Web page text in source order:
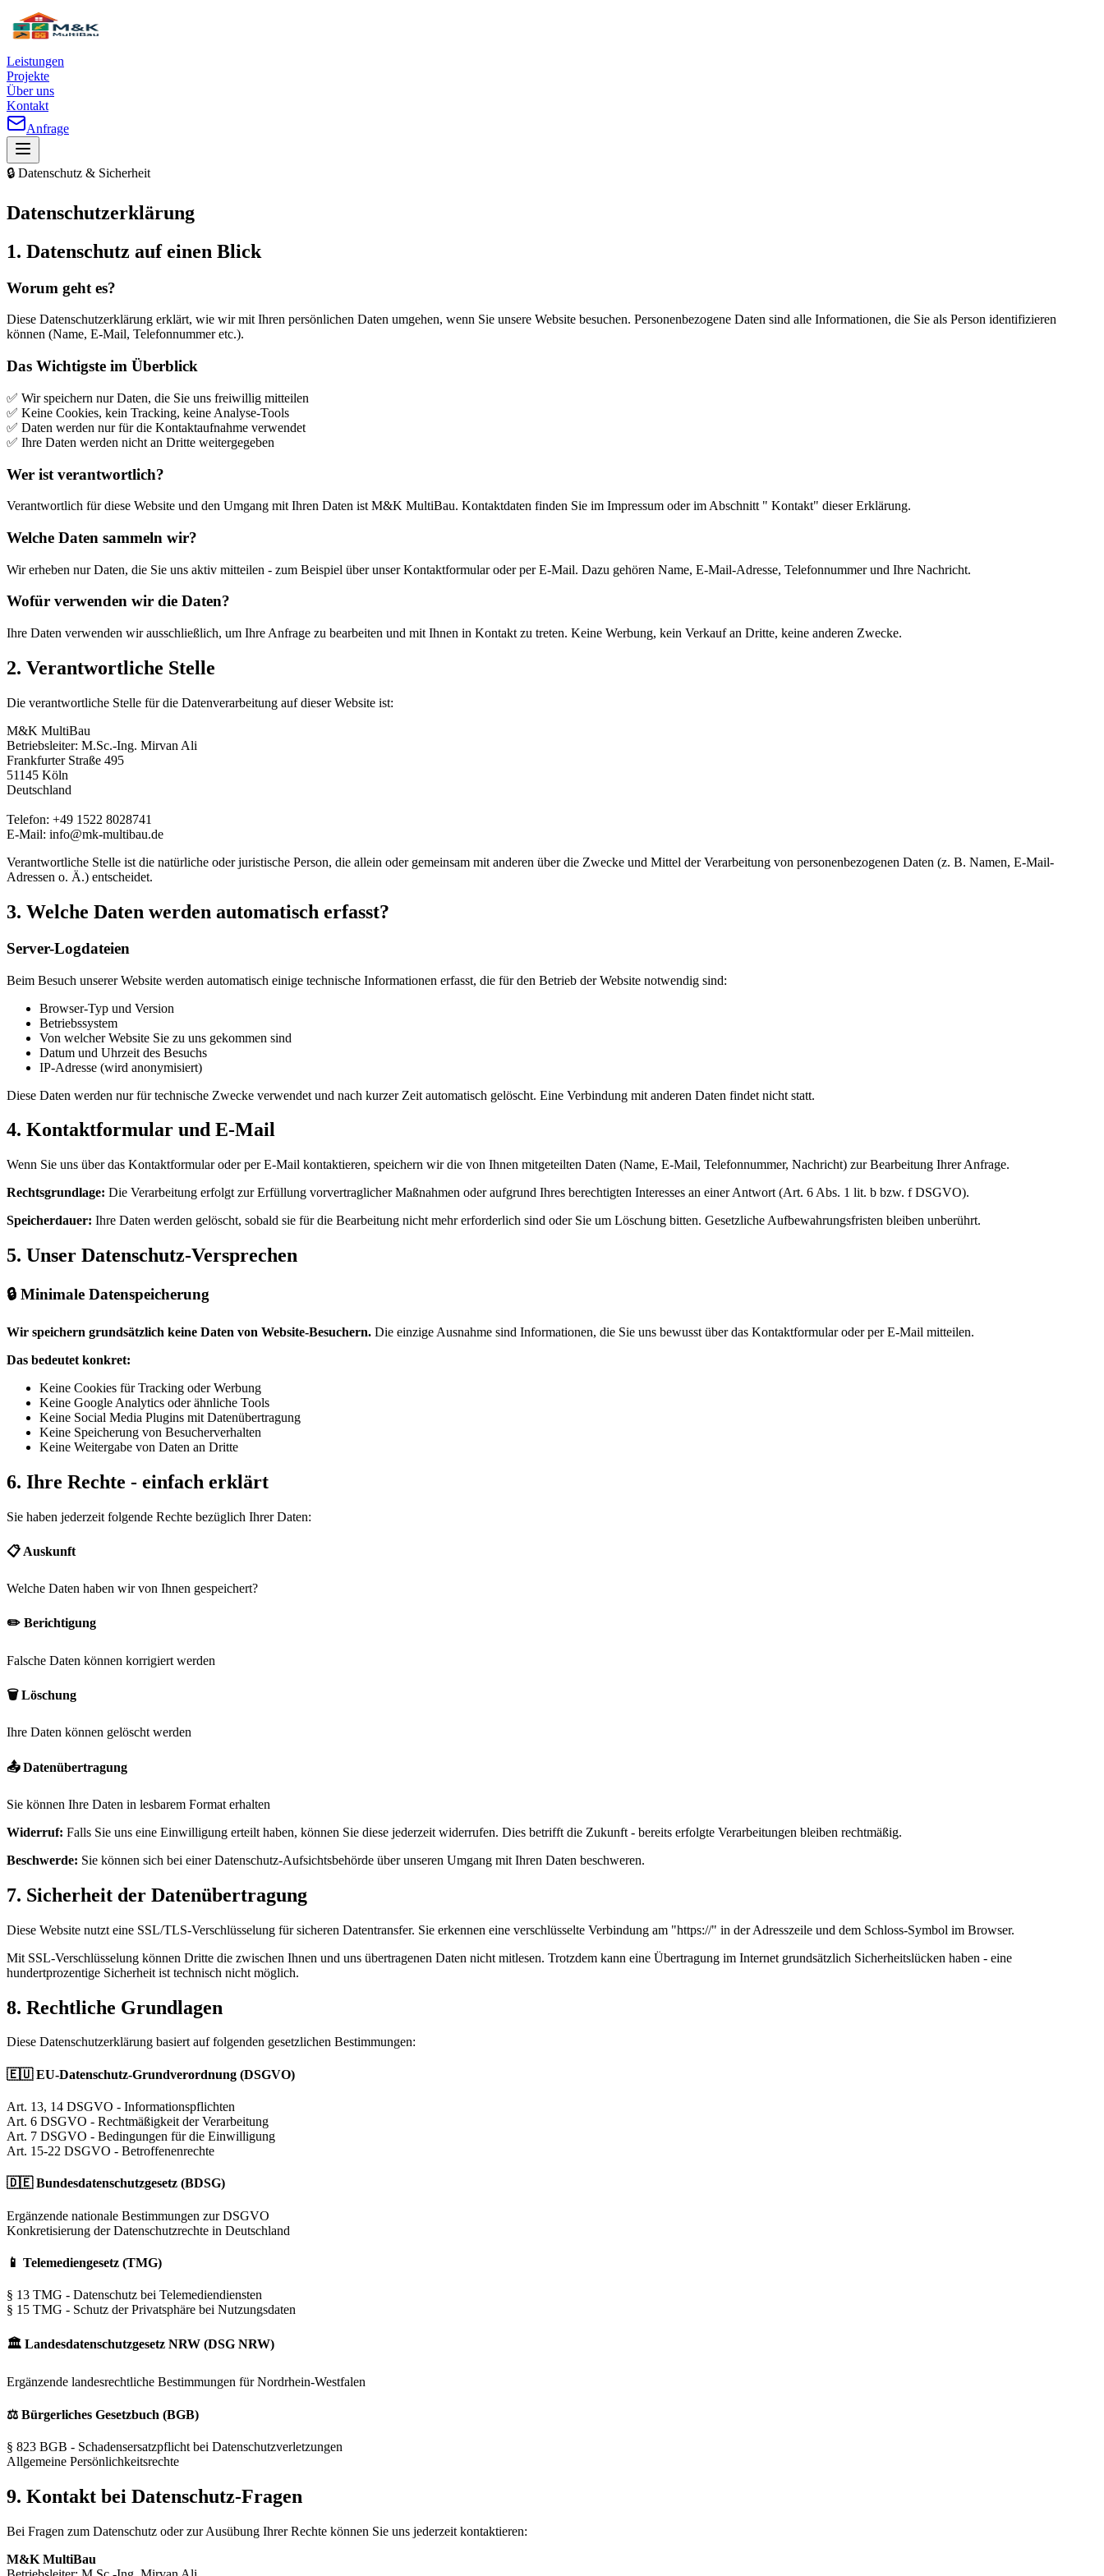
Leistungen
Projekte
Über uns
Kontakt
Anfrage
🔒 Datenschutz & Sicherheit
Datenschutz­erklärung
1. Datenschutz auf einen Blick
Worum geht es?
Diese Datenschutzerklärung erklärt, wie wir mit Ihren persönlichen Daten umgehen, wenn Sie unsere Website besuchen. Personenbezogene Daten sind alle Informationen, die Sie als Person identifizieren
können (Name, E-Mail, Telefonnummer etc.).
Das Wichtigste im Überblick
✅ Wir speichern nur Daten, die Sie uns freiwillig mitteilen
✅ Keine Cookies, kein Tracking, keine Analyse-Tools
✅ Daten werden nur für die Kontaktaufnahme verwendet
✅ Ihre Daten werden nicht an Dritte weitergegeben
Wer ist verantwortlich?
Verantwortlich für diese Website und den Umgang mit Ihren Daten ist M&K MultiBau. Kontaktdaten finden Sie im Impressum oder im Abschnitt " Kontakt" dieser Erklärung.
Welche Daten sammeln wir?
Wir erheben nur Daten, die Sie uns aktiv mitteilen - zum Beispiel über unser Kontaktformular oder per E-Mail. Dazu gehören Name, E-Mail-Adresse, Telefonnummer und Ihre Nachricht.
Wofür verwenden wir die Daten?
Ihre Daten verwenden wir ausschließlich, um Ihre Anfrage zu bearbeiten und mit Ihnen in Kontakt zu treten. Keine Werbung, kein Verkauf an Dritte, keine anderen Zwecke.
2. Verantwortliche Stelle
Die verantwortliche Stelle für die Datenverarbeitung auf dieser Website ist:
M&K MultiBau
Betriebsleiter: M.Sc.-Ing. Mirvan Ali
Frankfurter Straße 495
51145 Köln
Deutschland
Telefon: +49 1522 8028741
E-Mail: info@mk-multibau.de
Verantwortliche Stelle ist die natürliche oder juristische Person, die allein oder gemeinsam mit anderen über die Zwecke und Mittel der Verarbeitung von personenbezogenen Daten (z. B. Namen, E-Mail-
Adressen o. Ä.) entscheidet.
3. Welche Daten werden automatisch erfasst?
Server-Logdateien
Beim Besuch unserer Website werden automatisch einige technische Informationen erfasst, die für den Betrieb der Website notwendig sind:
Browser-Typ und Version
Betriebssystem
Von welcher Website Sie zu uns gekommen sind
Datum und Uhrzeit des Besuchs
IP-Adresse (wird anonymisiert)
Diese Daten werden nur für technische Zwecke verwendet und nach kurzer Zeit automatisch gelöscht. Eine Verbindung mit anderen Daten findet nicht statt.
4. Kontaktformular und E-Mail
Wenn Sie uns über das Kontaktformular oder per E-Mail kontaktieren, speichern wir die von Ihnen mitgeteilten Daten (Name, E-Mail, Telefonnummer, Nachricht) zur Bearbeitung Ihrer Anfrage.
Rechtsgrundlage: Die Verarbeitung erfolgt zur Erfüllung vorvertraglicher Maßnahmen oder aufgrund Ihres berechtigten Interesses an einer Antwort (Art. 6 Abs. 1 lit. b bzw. f DSGVO).
Speicherdauer: Ihre Daten werden gelöscht, sobald sie für die Bearbeitung nicht mehr erforderlich sind oder Sie um Löschung bitten. Gesetzliche Aufbewahrungsfristen bleiben unberührt.
5. Unser Datenschutz-Versprechen
🔒 Minimale Datenspeicherung
Wir speichern grundsätzlich keine Daten von Website-Besuchern. Die einzige Ausnahme sind Informationen, die Sie uns bewusst über das Kontaktformular oder per E-Mail mitteilen.
Das bedeutet konkret:
Keine Cookies für Tracking oder Werbung
Keine Google Analytics oder ähnliche Tools
Keine Social Media Plugins mit Datenübertragung
Keine Speicherung von Besucherverhalten
Keine Weitergabe von Daten an Dritte
6. Ihre Rechte - einfach erklärt
Sie haben jederzeit folgende Rechte bezüglich Ihrer Daten:
📋 Auskunft
Welche Daten haben wir von Ihnen gespeichert?
✏️ Berichtigung
Falsche Daten können korrigiert werden
🗑️ Löschung
Ihre Daten können gelöscht werden
📤 Datenübertragung
Sie können Ihre Daten in lesbarem Format erhalten
Widerruf: Falls Sie uns eine Einwilligung erteilt haben, können Sie diese jederzeit widerrufen. Dies betrifft die Zukunft - bereits erfolgte Verarbeitungen bleiben rechtmäßig.
Beschwerde: Sie können sich bei einer Datenschutz-Aufsichtsbehörde über unseren Umgang mit Ihren Daten beschweren.
7. Sicherheit der Datenübertragung
Diese Website nutzt eine SSL/TLS-Verschlüsselung für sicheren Datentransfer. Sie erkennen eine verschlüsselte Verbindung am "https://" in der Adresszeile und dem Schloss-Symbol im Browser.
Mit SSL-Verschlüsselung können Dritte die zwischen Ihnen und uns übertragenen Daten nicht mitlesen. Trotzdem kann eine Übertragung im Internet grundsätzlich Sicherheitslücken haben - eine
hundertprozentige Sicherheit ist technisch nicht möglich.
8. Rechtliche Grundlagen
Diese Datenschutzerklärung basiert auf folgenden gesetzlichen Bestimmungen:
🇪🇺 EU-Datenschutz-Grundverordnung (DSGVO)
Art. 13, 14 DSGVO - Informationspflichten
Art. 6 DSGVO - Rechtmäßigkeit der Verarbeitung
Art. 7 DSGVO - Bedingungen für die Einwilligung
Art. 15-22 DSGVO - Betroffenenrechte
🇩🇪 Bundesdatenschutzgesetz (BDSG)
Ergänzende nationale Bestimmungen zur DSGVO
Konkretisierung der Datenschutzrechte in Deutschland
📱 Telemediengesetz (TMG)
§ 13 TMG - Datenschutz bei Telemediendiensten
§ 15 TMG - Schutz der Privatsphäre bei Nutzungsdaten
🏛️ Landesdatenschutzgesetz NRW (DSG NRW)
Ergänzende landesrechtliche Bestimmungen für Nordrhein-Westfalen
⚖️ Bürgerliches Gesetzbuch (BGB)
§ 823 BGB - Schadensersatzpflicht bei Datenschutzverletzungen
Allgemeine Persönlichkeitsrechte
9. Kontakt bei Datenschutz-Fragen
Bei Fragen zum Datenschutz oder zur Ausübung Ihrer Rechte können Sie uns jederzeit kontaktieren:
M&K MultiBau